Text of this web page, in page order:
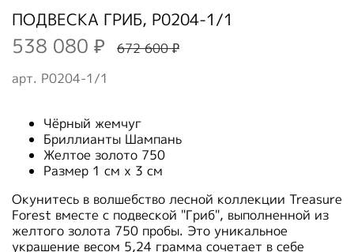
арт. P0204-1/1
ПОДВЕСКА ГРИБ, P0204-1/1
538 080 ₽ 672 600 ₽
Чёрный жемчуг
Бриллианты Шампань
Желтое золото 750
Размер 1 см х 3 см
Окунитесь в волшебство лесной коллекции Treasure
Forest вместе с подвеской "Гриб", выполненной из
желтого золота 750 пробы. Это уникальное
украшение весом 5,24 грамма сочетает в себе